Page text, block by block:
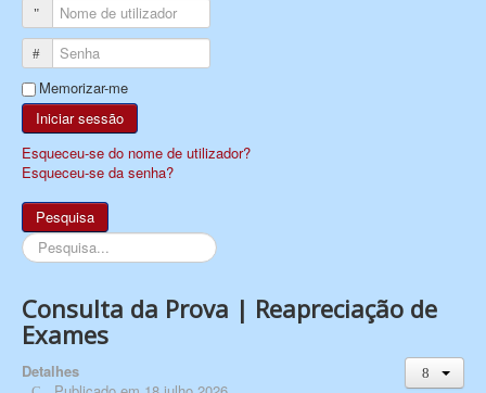
Nome de utilizador
Senha
Memorizar-me
Iniciar sessão
Esqueceu-se do nome de utilizador?
Esqueceu-se da senha?
Pesquisa
Pesquisa...
Consulta da Prova | Reapreciação de
Exames
Detalhes